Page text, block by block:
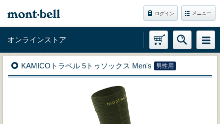
ログイン メニュー
オンラインストア
KAMICOトラベル 5トゥソックス Men's 男性用